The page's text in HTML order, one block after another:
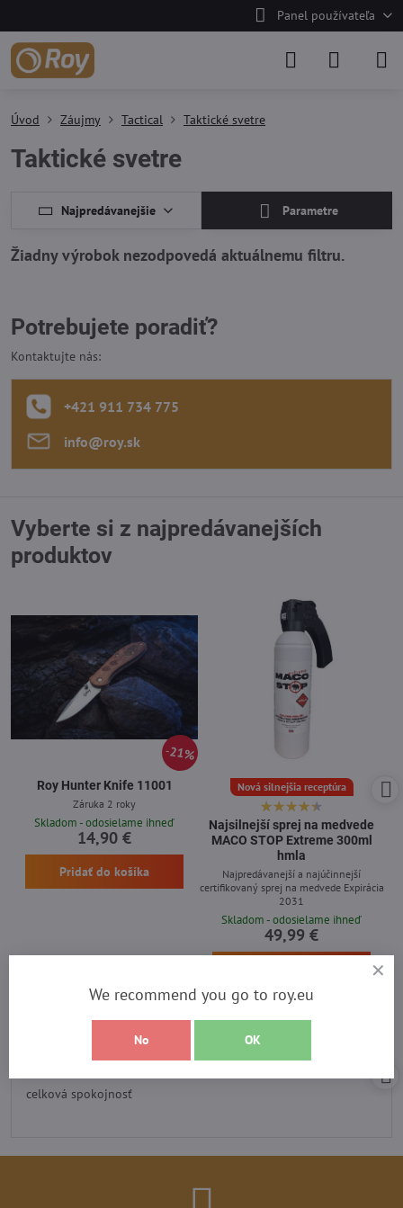
Panel používateľa
Úvod Záujmy Tactical Taktické svetre
Taktické svetre
Najpredávanejšie Parametre
Potrebujete poradiť?
Kontaktujte nás:
+421 911 734 775
info​@roy​.sk
Vyberte si z najpredávanejších
produktov
21%
Roy Hunter Knife 11001
Záruka 2 roky
Skladom - odosielame ihneď
14,90 €
Pridať do košíka
Nová silnejšia receptúra
Najsilnejší sprej na medvede
MACO STOP Extreme 300ml
hmla
Najpredávanejší a najúčinnejší
certifikovaný sprej na medvede Expirácia
2031
Skladom - odosielame ihneď
49,99 €
Recenzia heureka
Hodnotenie:
celková spokojnosť
We recommend you go to roy.eu
No OK